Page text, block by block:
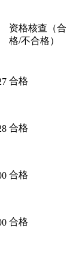
资格核查（合
格/不合格）
合格
合格
合格
合格